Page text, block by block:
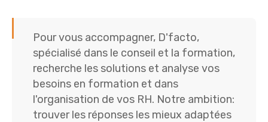
Pour vous accompagner, D'facto,
spécialisé dans le conseil et la formation,
recherche les solutions et analyse vos
besoins en formation et dans
l'organisation de vos RH. Notre ambition:
trouver les réponses les mieux adaptées